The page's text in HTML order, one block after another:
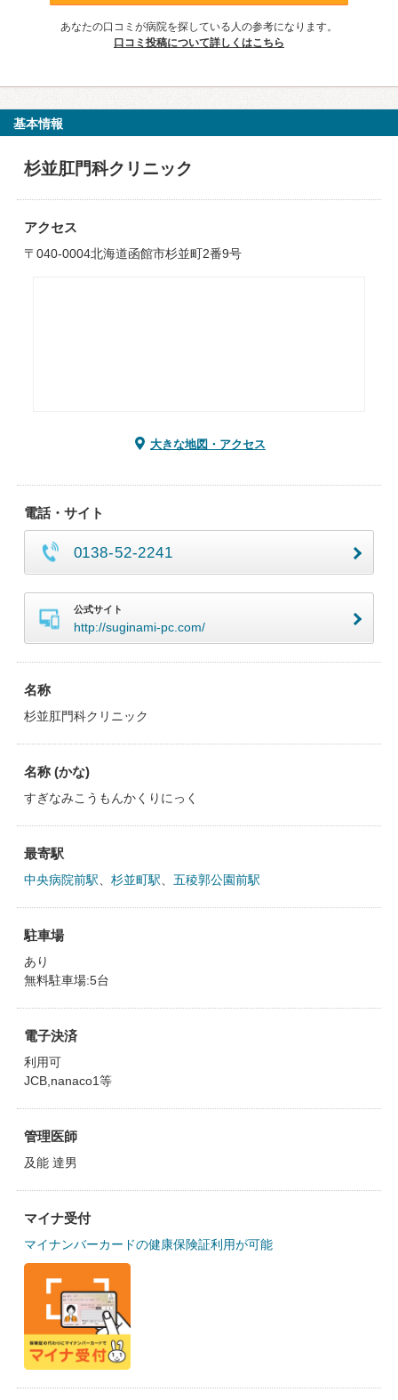
あなたの口コミが病院を探している人の参考になります。
口コミ投稿について詳しくはこちら
基本情報
杉並肛門科クリニック
アクセス
〒040-0004北海道函館市杉並町2番9号
大きな地図・アクセス
電話・サイト
0138-52-2241
公式サイト
http://suginami-pc.com/
名称
杉並肛門科クリニック
名称 (かな)
すぎなみこうもんかくりにっく
最寄駅
中央病院前駅 杉並町駅 五稜郭公園前駅
駐車場
あり
無料駐車場:5台
電子決済
利用可
JCB,nanaco1等
管理医師
及能 達男
マイナ受付
マイナンバーカードの健康保険証利用が可能